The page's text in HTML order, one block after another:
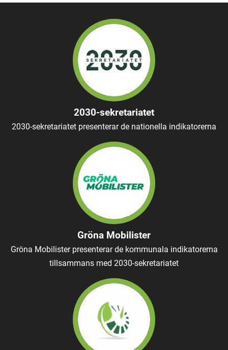
2030-sekretariatet
2030-sekretariatet presenterar de nationella indikatorerna
Gröna Mobilister
Gröna Mobilister presenterar de kommunala indikatorerna
tillsammans med 2030-sekretariatet